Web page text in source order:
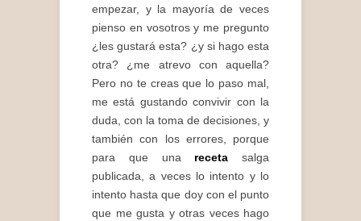
empezar, y la mayoría de veces
pienso en vosotros y me pregunto
¿les gustará esta? ¿y si hago esta
otra? ¿me atrevo con aquella?
Pero no te creas que lo paso mal,
me está gustando convivir con la
duda, con la toma de decisiones, y
también con los errores, porque
para que una receta salga
publicada, a veces lo intento y lo
intento hasta que doy con el punto
que me gusta y otras veces hago